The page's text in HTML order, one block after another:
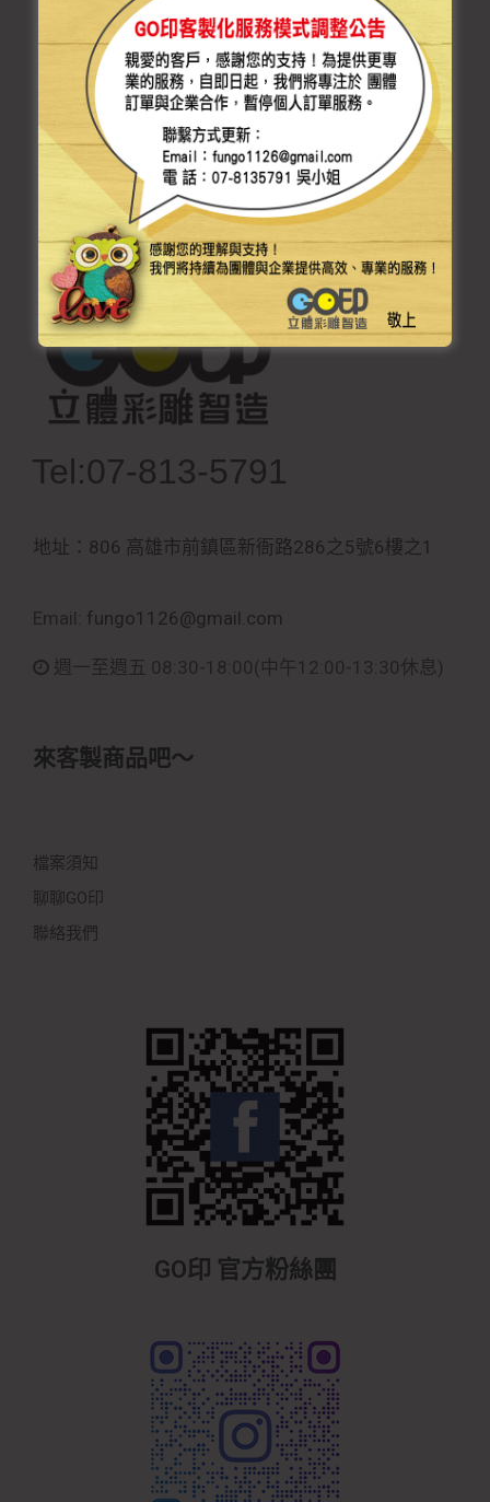
生日禮物 日常療癒小物
Tel:07-813-5791
地址：806 高雄市前鎮區新衙路286之5號6樓之1
Email: fungo1126@gmail.com
週一至週五 08:30-18:00(中午12:00-13:30休息)
來客製商品吧～
檔案須知
聊聊GO印
聯絡我們
GO印 官方粉絲團